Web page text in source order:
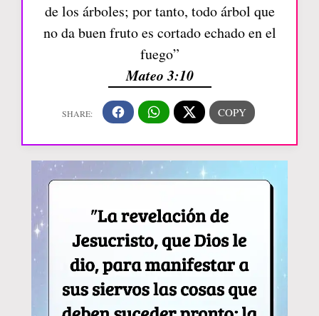
de los árboles; por tanto, todo árbol que
no da buen fruto es cortado echado en el
fuego”
Mateo 3:10